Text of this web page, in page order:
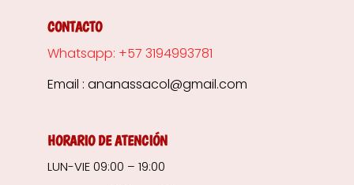
CONTACTO
Whatsapp: +57 3194993781
Email : ananassacol@gmail.com
HORARIO DE ATENCIÓN
LUN-VIE 09:00 – 19:00